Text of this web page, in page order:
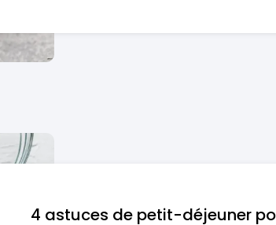
4 astuces de petit-déjeuner